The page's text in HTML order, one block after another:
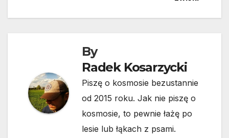
By
Radek Kosarzycki
Piszę o kosmosie bezustannie
od 2015 roku. Jak nie piszę o
kosmosie, to pewnie łażę po
lesie lub łąkach z psami.